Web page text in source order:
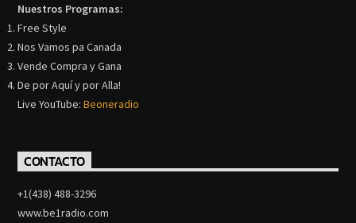
Nuestros Programas:
Free Style
Nos Vamos pa Canada
Vende Compra y Gana
De por Aquí y por Alla!
Live YouTube:Beoneradio
CONTACTO
+1(438) 488-3296
www.be1radio.com